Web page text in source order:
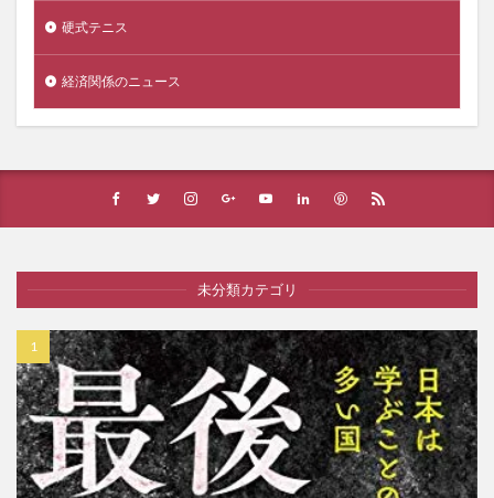
硬式テニス
経済関係のニュース
未分類カテゴリ